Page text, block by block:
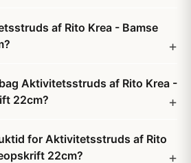
af Rito Krea - Bamse
Aktivitetsstruds af Rito Krea -
22cm?
for Aktivitetsstruds af Rito
22cm?